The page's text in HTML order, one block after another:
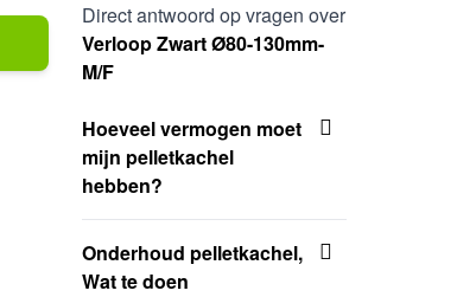
Direct antwoord op vragen over
Verloop Zwart Ø80-130mm-
M/F
Hoeveel vermogen moet
mijn pelletkachel
hebben?
Onderhoud pelletkachel,
Wat te doen